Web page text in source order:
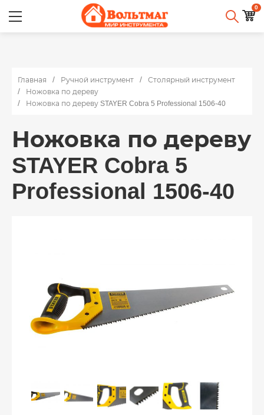
0
Главная Ручной инструмент
Столярный инструмент
Ножовка по дереву
Ножовка по дереву STAYER Cobra 5 Professional 1506-40
Ножовка по дереву
STAYER Cobra 5
Professional 1506-40